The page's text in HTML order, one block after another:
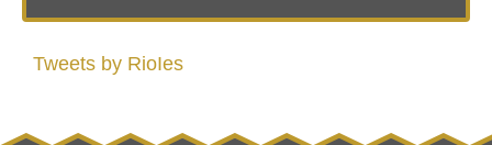
Tweets by RioIes